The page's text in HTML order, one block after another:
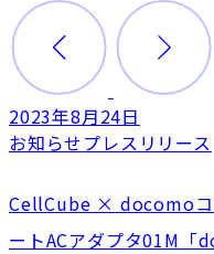
2023年8月24日
お知らせプレスリリース
CellCube × docomoコ
ートACアダプタ01M「